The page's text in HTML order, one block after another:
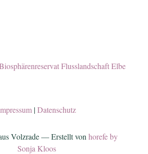
|Datenschutz
Volzrade — Erstellt von horefe by
Sonja Kloos